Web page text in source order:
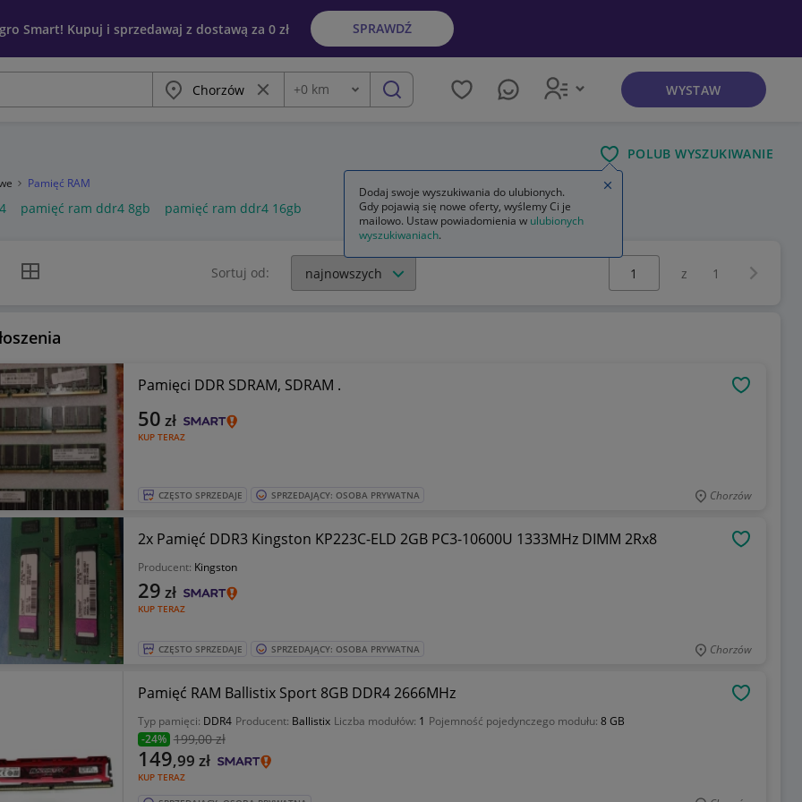
Smart! Kupuj i sprzedawaj z dostawą za 0 zł SPRAWDŹ
Miasto Wyczyść frazę
Odległość
+0 km szukaj WYSTAW
POLUB WYSZUKIWANIE
Pamięć RAM
pamięć ram ddr4 8gb pamięć ram ddr4 16gb
listy
Widok siatki Sortuj od:
Wybierz stronę:
z 1
Pamięci DDR SDRAM, SDRAM .
KUP TERAZ
50 zł
CZĘSTO SPRZEDAJE SPRZEDAJĄCY: OSOBA PRYWATNA Chorzów
2x Pamięć DDR3 Kingston KP223C-ELD 2GB PC3-10600U 1333MHz DIMM 2Rx8
Producent: Kingston
KUP TERAZ
29 zł
CZĘSTO SPRZEDAJE SPRZEDAJĄCY: OSOBA PRYWATNA Chorzów
Pamięć RAM Ballistix Sport 8GB DDR4 2666MHz
Typ pamięci: DDR4 Producent: Ballistix Liczba modułów: 1 Pojemność pojedynczego modułu: 8 GB
-24% 199,00 zł
KUP TERAZ
149,99 zł
Dodaj swoje wyszukiwania do ulubionych.
Gdy pojawią się nowe oferty, wyślemy Ci je
mailowo. Ustaw powiadomienia w ulubionych
wyszukiwaniach.
Zamknij wskazówkę